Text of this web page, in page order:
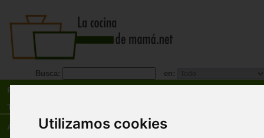
Utilizamos cookies
Busca: en:
Recetas
Tienda
Actualidad